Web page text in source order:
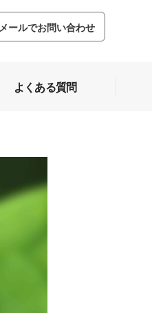
メールでお問い合わせ
よくある質問